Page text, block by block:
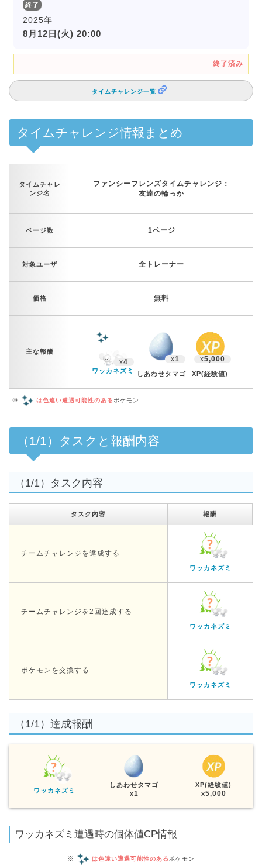
終了
2025年
8月12日(火) 20:00
終了済み
タイムチャレンジ一覧
タイムチャレンジ情報まとめ
タイムチャレ
ンジ名
ファンシーフレンズタイムチャレンジ：
友達の輪っか
ページ数 1ページ
対象ユーザ 全トレーナー
価格 無料
主な報酬
x4
ワッカネズミ
x1
しあわせタマゴ
x5,000
XP(経験値)
※ は色違い遭遇可能性のある ポケモン
（1/1）タスクと報酬内容
（1/1）タスク内容
タスク内容 報酬
チームチャレンジを達成する
ワッカネズミ
チームチャレンジを2回達成する
ワッカネズミ
ポケモンを交換する
ワッカネズミ
（1/1）達成報酬
ワッカネズミ
しあわせタマゴ
x1
XP(経験値)
x5,000
ワッカネズミ遭遇時の個体値CP情報
※ は色違い遭遇可能性のある ポケモン